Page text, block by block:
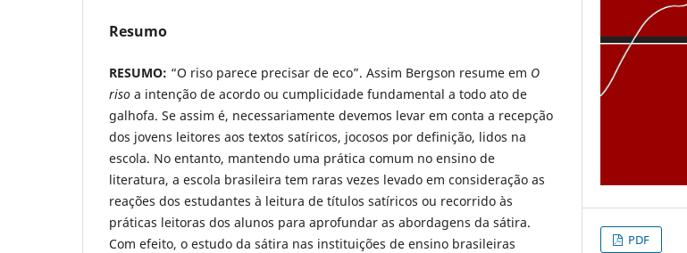
Resumo
RESUMO: “O riso parece precisar de eco”. Assim Bergson resume em O
riso a intenção de acordo ou cumplicidade fundamental a todo ato de
galhofa. Se assim é, necessariamente devemos levar em conta a recepção
dos jovens leitores aos textos satíricos, jocosos por definição, lidos na
escola. No entanto, mantendo uma prática comum no ensino de
literatura, a escola brasileira tem raras vezes levado em consideração as
reações dos estudantes à leitura de títulos satíricos ou recorrido às
práticas leitoras dos alunos para aprofundar as abordagens da sátira.
Com efeito, o estudo da sátira nas instituições de ensino brasileiras
PDF